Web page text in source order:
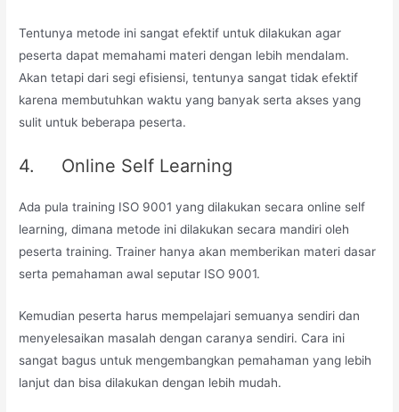
Tentunya metode ini sangat efektif untuk dilakukan agar
peserta dapat memahami materi dengan lebih mendalam.
Akan tetapi dari segi efisiensi, tentunya sangat tidak efektif
karena membutuhkan waktu yang banyak serta akses yang
sulit untuk beberapa peserta.
4. Online Self Learning
Ada pula training ISO 9001 yang dilakukan secara online self
learning, dimana metode ini dilakukan secara mandiri oleh
peserta training. Trainer hanya akan memberikan materi dasar
serta pemahaman awal seputar ISO 9001.
Kemudian peserta harus mempelajari semuanya sendiri dan
menyelesaikan masalah dengan caranya sendiri. Cara ini
sangat bagus untuk mengembangkan pemahaman yang lebih
lanjut dan bisa dilakukan dengan lebih mudah.